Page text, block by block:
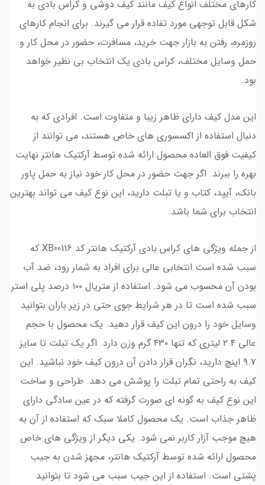
کارهای مختلف انواع کیف مانند کیف دوشی و کراس بادی به
شکل قابل توجهی مورد تفاده قرار می‌ گیرند. برای انجام کارهای
روزمره، رفتن به بازار جهت خرید، مسافرت، حضور در محل کار و
حمل وسایل مختلف، کراس بادی یک انتخاب بی‌ نظیر خواهد
بود.
این مدل کیف دارای ظاهر زیبا و متفاوت است. افرادی که به
دنبال استفاده از اکسسوری‌ های خاص هستند، می‌ توانند از
کیفیت فوق العاده محصول ارائه شده توسط آرکتیک هانتر نهایت
بهره را ببرند. اگر جهت حضور در محل کار خود نیاز به حمل پاور
بانک، آیپد، کتاب و یا تبلت دارید، این نوع کیف می‌ تواند بهترین
انتخاب برای شما باشد.
از جمله ویژگی‌ های کراس بادی آرکتیک هانتر کد XB00116 که
سبب شده است انتخابی عالی برای افراد به شمار رود، ضد آب
بودن آن محسوب می شود. استفاده از متریال ۱۰۰ درصد پلی استر
سبب شده است تا در هر شرایط جوی حتی در زیر باران بتوانید
وسایل خود را درون این کیف قرار دهید. یک محصول با حجم
عالی ۲.۴ لیتری که تنها ۴۳۰ گرم وزن دارد. اگر یک تبلت تا سایز
۹.۷ اینچ دارید، نگران قرار دادن آن درون کیف خود نباشید. این
کیف به راحتی تمام تبلت را پوشش می‌ دهد. طراحی و ساخت
این نوع کیف به گونه‌ ای صورت گرفته که در عین سادگی دارای
ظاهر جذاب است. یک محصول کاملا سبک که استفاده از آن به
هیچ موجب آزار کاربر نمی‌ شود. یکی دیگر از ویژگی‌ های خاص
محصول ارائه شده توسط آرکتیک هانتر، مجهز شدن به جیب
پشتی است. استفاده از این جیب سبب می‌ شود تا بتوانید